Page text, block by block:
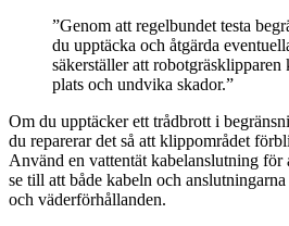
”Genom att regelbundet testa
du upptäcka och åtgärda
säkerställer att robotgräsklipparen
plats och undvika skador.”
Om du upptäcker ett trådbrott i
du reparerar det så att klippområdet
Använd en vattentät kabelanslutning för
se till att både kabeln och
och väderförhållanden.